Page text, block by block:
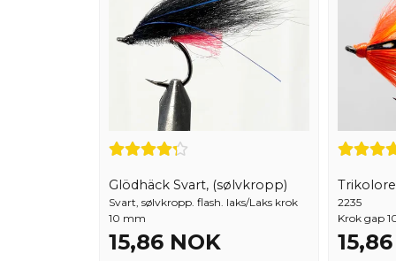
Glödhäck Svart, (sølvkropp)
Svart, sølvkropp. flash. laks/Laks krok
10 mm
15,86 NOK
2235
Krok gap